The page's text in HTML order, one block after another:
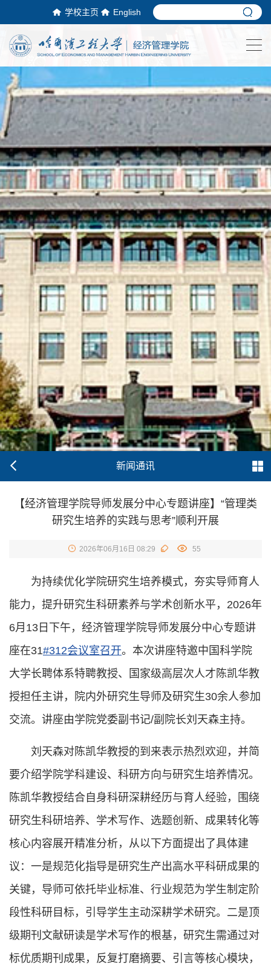
学校主页 English
新闻通讯
【经济管理学院导师发展分中心专题讲座】“管理类
研究生培养的实践与思考”顺利开展
2026年06月16日 08:29 55
为持续优化学院研究生培养模式，夯实导师育人
能力，提升研究生科研素养与学术创新水平，2026年
6月13日下午，经济管理学院导师发展分中心专题讲
座在31#312会议室召开。本次讲座特邀中国科学院
大学长聘体系特聘教授、国家级高层次人才陈凯华教
授担任主讲，院内外研究生导师及研究生30余人参加
交流。讲座由学院党委副书记/副院长刘天森主持。
刘天森对陈凯华教授的到来表示热烈欢迎，并简
要介绍学院学科建设、科研方向与研究生培养情况。
陈凯华教授结合自身科研深耕经历与育人经验，围绕
研究生科研培养、学术写作、选题创新、成果转化等
核心内容展开精准分析，从以下方面提出了具体建
议：一是规范化指导是研究生产出高水平科研成果的
关键，导师可依托毕业标准、行业规范为学生制定阶
段性科研目标，引导学生主动深耕学术研究。二是顶
级期刊文献研读是学术写作的根基，研究生需通过对
标优质期刊成果，反复打磨摘要、引言等核心模块，